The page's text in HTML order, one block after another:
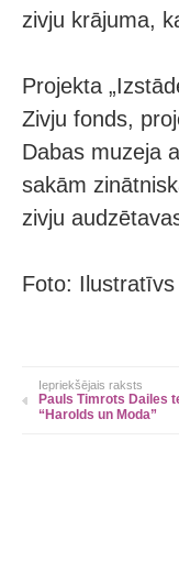
zivju krājuma,
Projekta
Zivju fonds,
Dabas muzeja
sakām
zivju
Foto: Ilustratīvs
Iepriekšējais raksts
Pauls Timrots Dailes
“Harolds un Moda”